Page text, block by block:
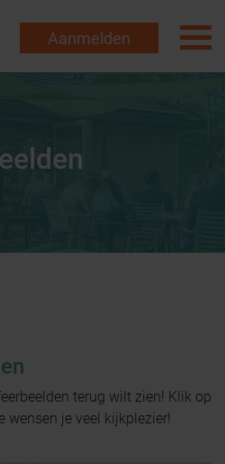
Aanmelden
terug wilt zien! Klik op
wensen je veel kijkplezier!